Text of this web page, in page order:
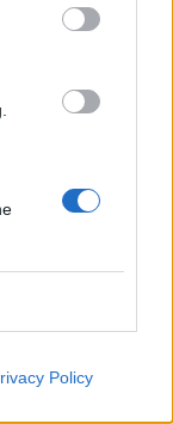
Policy